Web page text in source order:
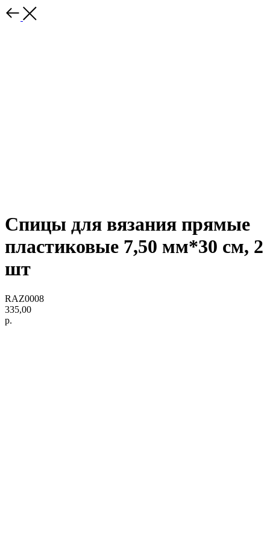
Спицы для вязания прямые
пластиковые 7,50 мм*30 см, 2
шт
RAZ0008
335,00
р.